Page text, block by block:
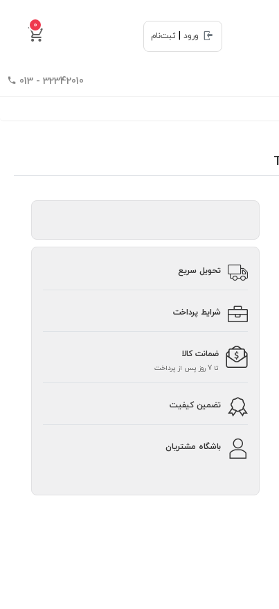
0
ورود
ثبت‌نام
32342010 - 013
تحویل سریع
شرایط پرداخت
ضمانت کالا
تا 7 روز پس از پرداخت
تضمین کیفیت
باشگاه مشتریان